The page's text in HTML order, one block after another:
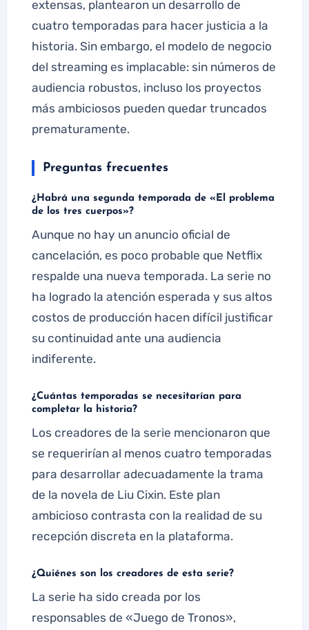
extensas, plantearon un desarrollo de
cuatro temporadas para hacer justicia a la
historia. Sin embargo, el modelo de negocio
del streaming es implacable: sin números de
audiencia robustos, incluso los proyectos
más ambiciosos pueden quedar truncados
prematuramente.
Preguntas frecuentes
¿Habrá una segunda temporada de «El problema
de los tres cuerpos»?
Aunque no hay un anuncio oficial de
cancelación, es poco probable que Netflix
respalde una nueva temporada. La serie no
ha logrado la atención esperada y sus altos
costos de producción hacen difícil justificar
su continuidad ante una audiencia
indiferente.
¿Cuántas temporadas se necesitarían para
completar la historia?
Los creadores de la serie mencionaron que
se requerirían al menos cuatro temporadas
para desarrollar adecuadamente la trama
de la novela de Liu Cixin. Este plan
ambicioso contrasta con la realidad de su
recepción discreta en la plataforma.
¿Quiénes son los creadores de esta serie?
La serie ha sido creada por los
responsables de «Juego de Tronos»,